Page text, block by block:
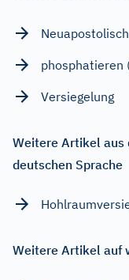
phosphatieren
Versiegelung
Weitere Artikel aus
deutschen Sprache
Weitere Artikel auf